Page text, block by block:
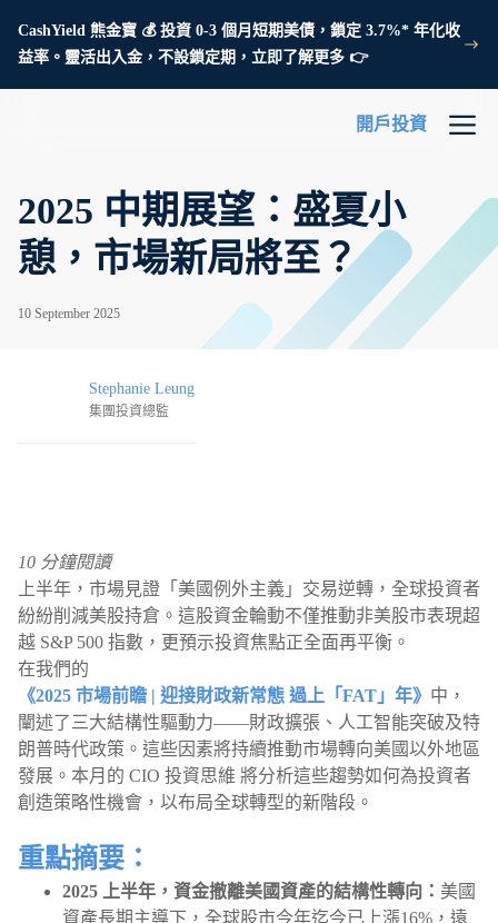
CashYield 熊金寶 💰 投資 0-3 個月短期美債，鎖定 3.7%* 年化收
益率。靈活出入金，不設鎖定期，立即了解更多 👉
開戶投資
2025 中期展望：盛夏小
憩，市場新局將至？
10 September 2025
Stephanie Leung
集團投資總監
10 分鐘閱讀
上半年，市場見證「美國例外主義」交易逆轉，全球投資者
紛紛削減美股持倉。這股資金輪動不僅推動非美股市表現超
越 S&P 500 指數，更預示投資焦點正全面再平衡。
在我們的
《2025 市場前瞻 | 迎接財政新常態 過上「FAT」年》 中，
闡述了三大結構性驅動力——財政擴張、人工智能突破及特
朗普時代政策。這些因素將持續推動市場轉向美國以外地區
發展。本月的 CIO 投資思維 將分析這些趨勢如何為投資者
創造策略性機會，以布局全球轉型的新階段。
重點摘要：
2025 上半年，資金撤離美國資產的結構性轉向： 美國
資產長期主導下，全球股市今年迄今已上漲16%，遠